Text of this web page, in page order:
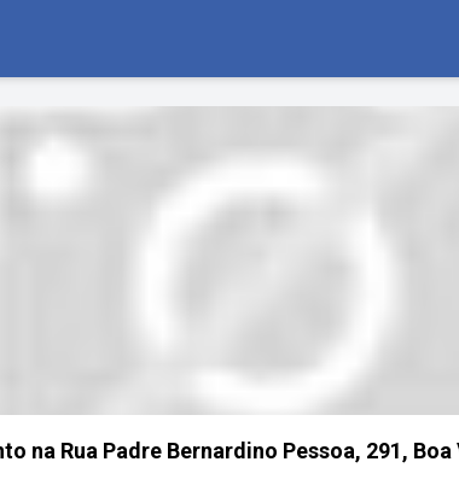
na Rua Padre Bernardino Pessoa, 291,